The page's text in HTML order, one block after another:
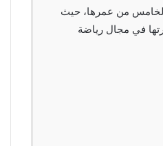
الخامس من عمرها، حيث
في مجال رياضة